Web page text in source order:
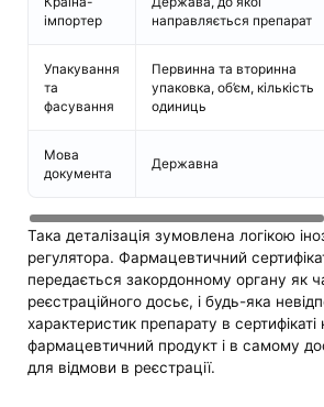
імпортер
направляється препарат
Упакування
та
фасування
Первинна та вторинна
упаковка, об’єм, кількість
одиниць
Мова
документа
Державна
Така деталізація зумовлена логікою
регулятора. Фармацевтичний
передається закордонному органу як
реєстраційного досьє, і будь-яка
характеристик препарату в сертифікаті
фармацевтичний продукт і в самому
для відмови в реєстрації.